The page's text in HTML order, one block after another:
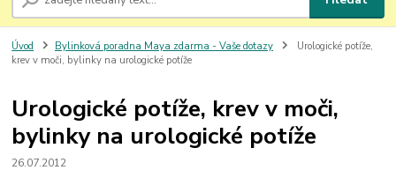
Úvod Bylinková poradna Maya zdarma - Vaše dotazy
Urologické potíže,
krev v moči, bylinky na urologické potíže
Urologické potíže, krev v moči,
bylinky na urologické potíže
26.07.2012